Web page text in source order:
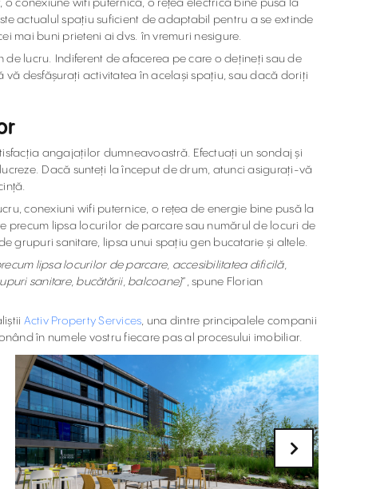
conexiune wifi puternică, o rețea electrică bine pusă la
actualul spațiu suficient de adaptabil pentru a se extinde
mai buni prieteni ai dvs. în vremuri nesigure.
lucru. Indiferent de afacerea pe care o dețineți sau de
desfășurați activitatea în același spațiu, sau dacă doriți
angajaților dumneavoastră. Efectuați un sondaj și
Dacă sunteți la început de drum, atunci asigurați-vă
conexiuni wifi puternice, o rețea de energie bine pusă la
precum lipsa locurilor de parcare sau numărul de locuri de
grupuri sanitare, lipsa unui spațiu gen bucatarie și altele.
lipsa locurilor de parcare, accesibilitatea dificilă,
sanitare, bucătării, balcoane)”, spune Florian
Activ Property Services, una dintre principalele companii
în numele vostru fiecare pas al procesului imobiliar.